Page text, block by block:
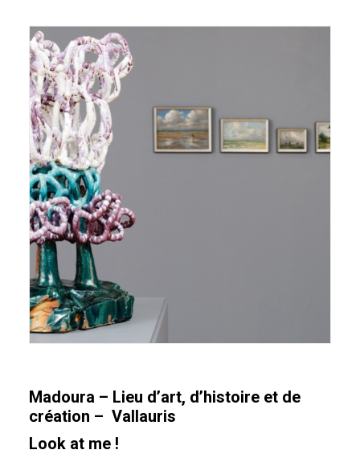
Madoura – Lieu d’art, d’histoire et de
création – Vallauris
Look at me !